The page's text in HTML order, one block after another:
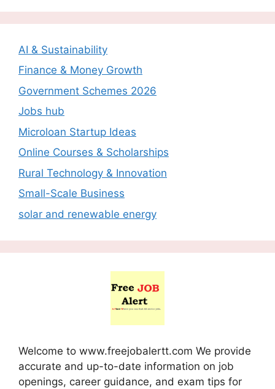
AI & Sustainability
Finance & Money Growth
Government Schemes 2026
Jobs hub
Microloan Startup Ideas
Online Courses & Scholarships
Rural Technology & Innovation
Small-Scale Business
solar and renewable energy
Welcome to www.freejobalertt.com We provide
accurate and up-to-date information on job
openings, career guidance, and exam tips for